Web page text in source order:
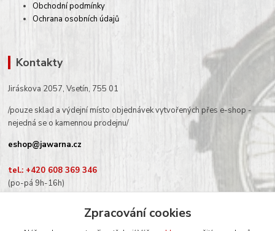
Obchodní podmínky
Ochrana osobních údajů
Kontakty
Jiráskova 2057, Vsetín, 755 01
/pouze sklad a výdejní místo objednávek vytvořených přes e-shop -
nejedná se o kamennou prodejnu/
eshop@jawarna.cz
tel.: +420 608 369 346
(po-pá 9h-16h)
Zpracování cookies